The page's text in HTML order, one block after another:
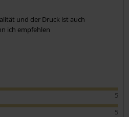
und der Druck ist auch
ich empfehlen
5
5